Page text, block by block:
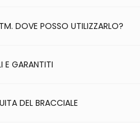
DOVE POSSO UTILIZZARLO?
E GARANTITI
DEL BRACCIALE